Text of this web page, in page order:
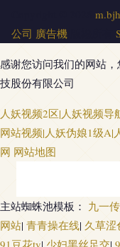
公司 廣告機
感谢您访问我们的网站
技股份有限公司
人妖视频2区|人妖视频导
网站视频|人妖伪娘1级A|
网 网站地图
熟女性激情 欧美TV少妇
人妖ts 91传媒合集 日韩
主站蜘蛛池模板： 九一
网站| 青青操在线| 久草涩
91豆花tv| 少妇黑丝足交|